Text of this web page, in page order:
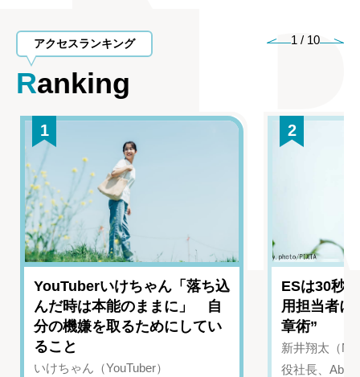
アクセスランキング
Ranking
1 / 10
1
YouTuberいけちゃん「落ち込
んだ時は本能のままに」 自
分の機嫌を取るためにしてい
ること
いけちゃん（YouTuber）
2
ESは30秒
用担当者に
章術”
新井翔太（
役社長、